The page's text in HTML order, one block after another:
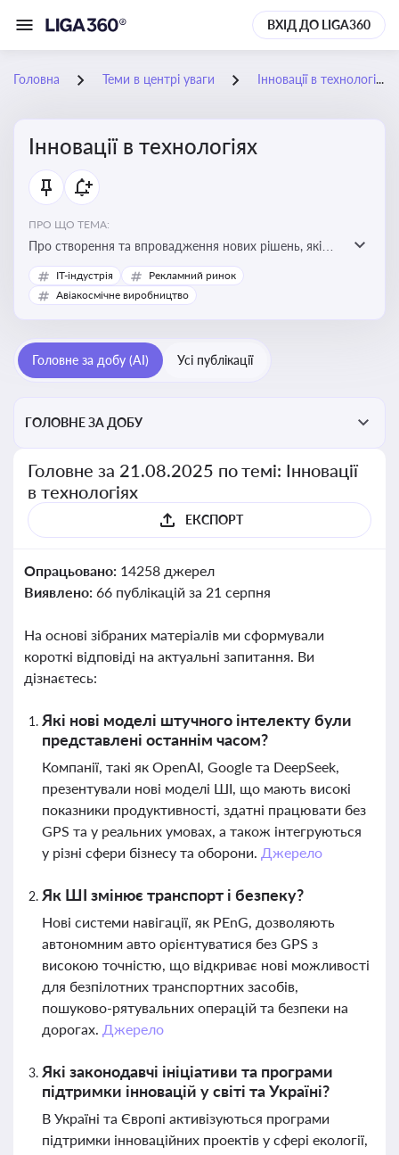
ВХІД ДО LIGA360
Головна Теми в центрі уваги Інновації в технологіях
Інновації в технологіях
ПРО ЩО ТЕМА:
Про створення та впровадження нових рішень, які
покращують ефективність, функціональність або
можливості технологічних продуктів і процесів.
IT-індустрія
Рекламний ринок
Авіакосмічне виробництво
Головне за добу (AI) Усі публікації
ГОЛОВНЕ ЗА ДОБУ
Головне за 21.08.2025 по темі: Інновації
в технологіях
ЕКСПОРТ
Опрацьовано: 14258 джерел
Виявлено: 66 публікацій за 21 серпня
На основі зібраних матеріалів ми сформували
короткі відповіді на актуальні запитання. Ви
дізнаєтесь:
Які нові моделі штучного інтелекту були
представлені останнім часом?
Компанії, такі як OpenAI, Google та DeepSeek,
презентували нові моделі ШІ, що мають високі
показники продуктивності, здатні працювати без
GPS та у реальних умовах, а також інтегруються
у різні сфери бізнесу та оборони. Джерело
Як ШІ змінює транспорт і безпеку?
Нові системи навігації, як PEnG, дозволяють
автономним авто орієнтуватися без GPS з
високою точністю, що відкриває нові можливості
для безпілотних транспортних засобів,
пошуково-рятувальних операцій та безпеки на
дорогах. Джерело
Які законодавчі ініціативи та програми
підтримки інновацій у світі та Україні?
В Україні та Європі активізуються програми
підтримки інноваційних проектів у сфері екології,